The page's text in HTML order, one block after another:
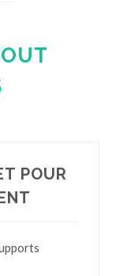
POUR